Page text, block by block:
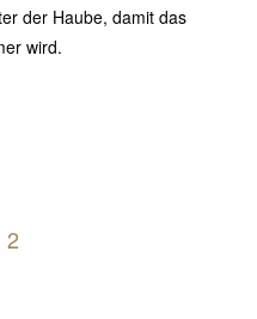
der Haube, damit das
wird.
2